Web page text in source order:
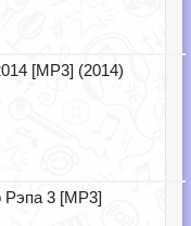
[MP3] (2014)
Рэпа 3 [MP3]